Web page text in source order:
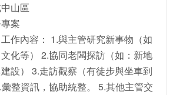
山區
案
作內容： 1.與主管研究新事物（如
化等） 2.協同老闆探訪（如：新地
設） 3.走訪觀察（有徒步與坐車到
整資訊，協助統整。 5.其他主管交